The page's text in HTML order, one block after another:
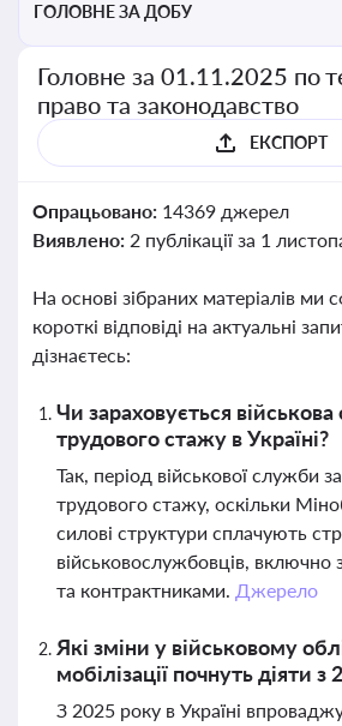
ГОЛОВНЕ ЗА ДОБУ
Головне за 01.11.2025 по
право та законодавство
ЕКСПОРТ
Опрацьовано: 14369 джерел
Виявлено: 2 публікації за 1
На основі зібраних матеріалів ми
короткі відповіді на актуальні
дізнаєтесь:
Чи зараховується
трудового стажу в Україні?
Так, період військової служби
трудового стажу, оскільки
силові структури сплачують
військовослужбовців, включно
та контрактниками. Джерело
Які зміни у військовому
мобілізації почнуть діяти з
З 2025 року в Україні